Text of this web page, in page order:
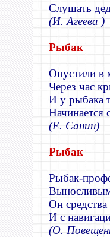
Слушать
(И. Агеева )
Рыбак
Опустили в
Через час
И у рыбака
Начинается
(Е. Санин)
Рыбак
Рыбак-
Он
И с
(О.